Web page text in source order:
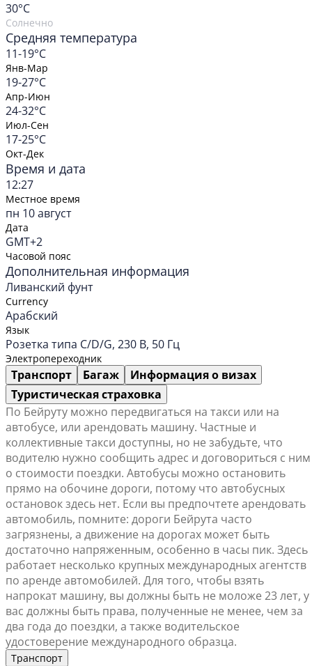
30°C
Солнечно
Средняя температура
11-19°C
Янв-Мар
19-27°C
Апр-Июн
24-32°C
Июл-Сен
17-25°C
Окт-Дек
Время и дата
12:27
Местное время
пн 10 август
Дата
GMT+2
Часовой пояс
Дополнительная информация
Ливанский фунт
Currency
Арабский
Язык
Розетка типа C/D/G, 230 В, 50 Гц
Электропереходник
Транспорт Багаж
Информация о визах
Туристическая страховка
По Бейруту можно передвигаться на такси или на
автобусе, или арендовать машину. Частные и
коллективные такси доступны, но не забудьте, что
водителю нужно сообщить адрес и договориться с ним
о стоимости поездки. Автобусы можно остановить
прямо на обочине дороги, потому что автобусных
остановок здесь нет. Если вы предпочтете арендовать
автомобиль, помните: дороги Бейрута часто
загрязнены, а движение на дорогах может быть
достаточно напряженным, особенно в часы пик. Здесь
работает несколько крупных международных агентств
по аренде автомобилей. Для того, чтобы взять
напрокат машину, вы должны быть не моложе 23 лет, у
вас должны быть права, полученные не менее, чем за
два года до поездки, а также водительское
удостоверение международного образца.
Транспорт